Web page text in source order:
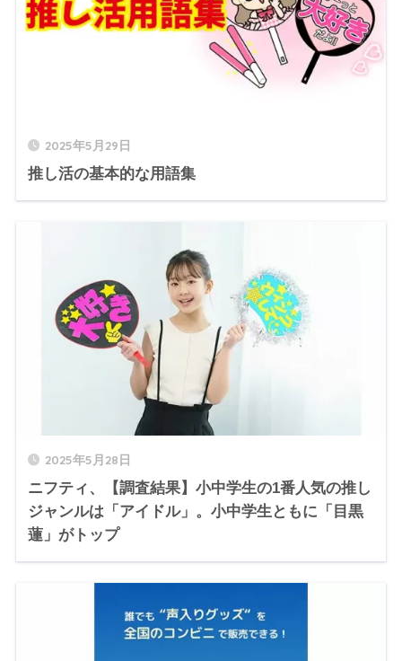
2025年5月29日
推し活の基本的な用語集
2025年5月28日
ニフティ、【調査結果】小中学生の1番人気の推し
ジャンルは「アイドル」。小中学生ともに「目黒
蓮」がトップ